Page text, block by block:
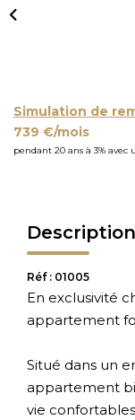
Simulation de
739 €/mois
pendant 20 ans à 3% avec
Description
Réf : 01005
En exclusivité
appartement
Situé dans un
appartement
vie